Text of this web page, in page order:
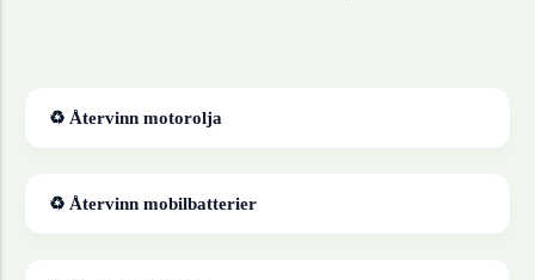
♻ Återvinn motorolja
♻ Återvinn mobilbatterier